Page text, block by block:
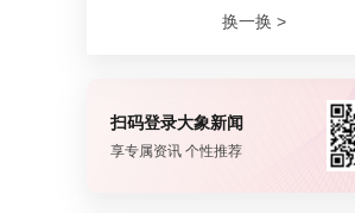
换一换 >
扫码登录大象新闻
享专属资讯 个性推荐